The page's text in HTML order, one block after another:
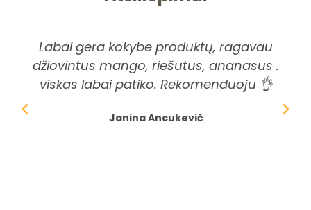
Labai gera kokybe produktų, ragavau
džiovintus mango, riešutus, ananasus .
viskas labai patiko. Rekomenduoju 👌
Janina Ancukevič